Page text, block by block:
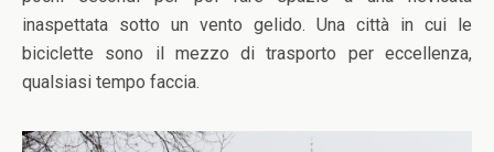
inaspettata sotto un vento gelido. Una città in cui le
biciclette sono il mezzo di trasporto per eccellenza,
qualsiasi tempo faccia.